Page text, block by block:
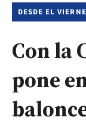
DESDE EL
Con la
pone